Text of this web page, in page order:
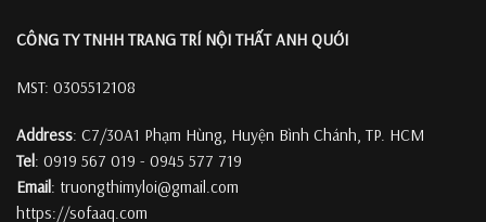
CÔNG TY TNHH TRANG TRÍ NỘI THẤT ANH QUỚI
MST: 0305512108
Address: C7/30A1 Phạm Hùng, Huyện Bình Chánh, TP. HCM
Tel: 0919 567 019 - 0945 577 719
Email: truongthimyloi@gmail.com
https://sofaaq.com